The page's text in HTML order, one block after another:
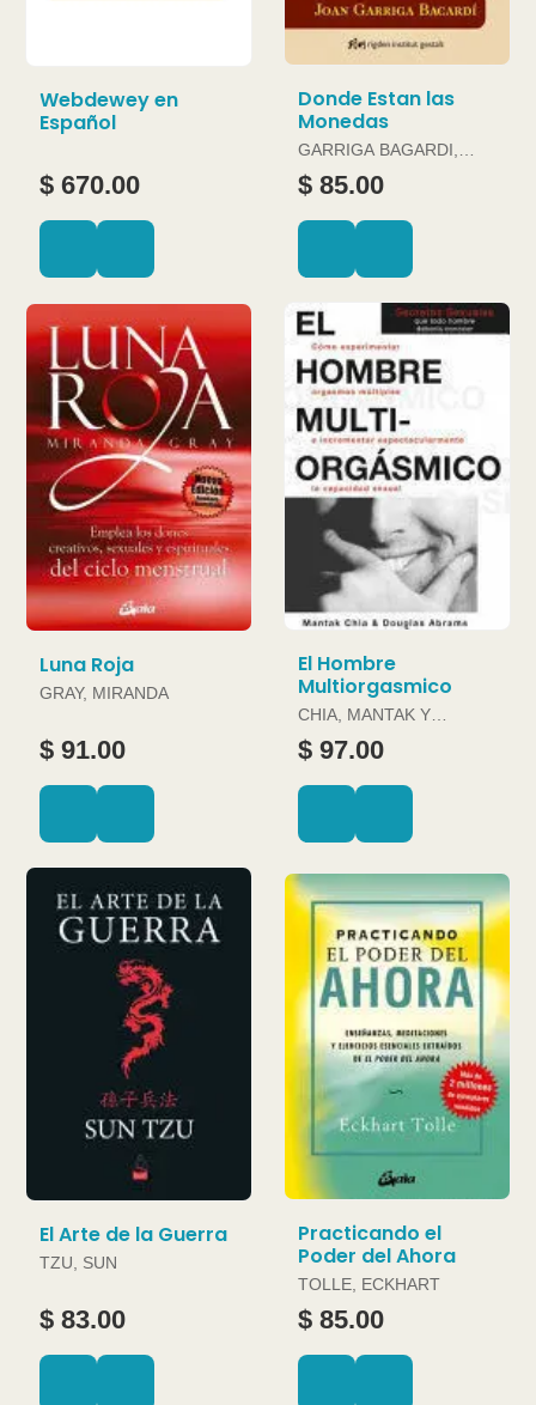
Webdewey en
Español
$ 670.00
Donde Estan las
Monedas
GARRIGA BAGARDI,
JOAN
$ 85.00
Luna Roja
GRAY, MIRANDA
$ 91.00
El Hombre
Multiorgasmico
CHIA, MANTAK Y
DOUGLAS ABRAMS
$ 97.00
El Arte de la Guerra
TZU, SUN
$ 83.00
Practicando el
Poder del Ahora
TOLLE, ECKHART
$ 85.00